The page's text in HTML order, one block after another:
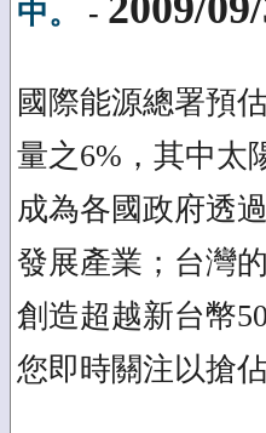
中。
-
國際能源總署預
量之6%，其中太
成為各國政府透
發展產業；台灣
創造超越新台幣
您即時關注以搶佔